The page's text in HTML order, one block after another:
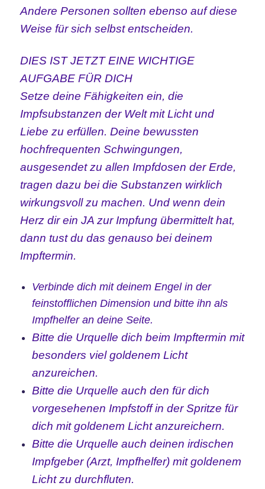
Andere Personen sollten ebenso auf diese
Weise für sich selbst entscheiden.
DIES IST JETZT EINE WICHTIGE
AUFGABE FÜR DICH
Setze deine Fähigkeiten ein, die
Impfsubstanzen der Welt mit Licht und
Liebe zu erfüllen. Deine bewussten
hochfrequenten Schwingungen,
ausgesendet zu allen Impfdosen der Erde,
tragen dazu bei die Substanzen wirklich
wirkungsvoll zu machen. Und wenn dein
Herz dir ein JA zur Impfung übermittelt hat,
dann tust du das genauso bei deinem
Impftermin.
Verbinde dich mit deinem Engel in der
feinstofflichen Dimension und bitte ihn als
Impfhelfer an deine Seite.
Bitte die Urquelle dich beim Impftermin mit
besonders viel goldenem Licht
anzureichen.
Bitte die Urquelle auch den für dich
vorgesehenen Impfstoff in der Spritze für
dich mit goldenem Licht anzureichern.
Bitte die Urquelle auch deinen irdischen
Impfgeber (Arzt, Impfhelfer) mit goldenem
Licht zu durchfluten.